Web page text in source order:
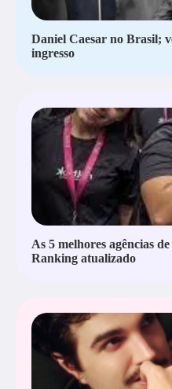
Daniel Caesar no Brasil;
ingresso
As 5 melhores agências
Ranking atualizado